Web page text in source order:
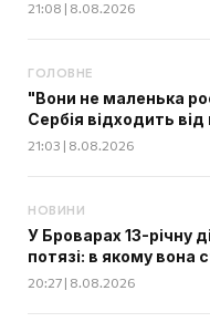
21:08 | 8.08.2026
ГОЛОВНЕ
"Вони не маленька
Сербія відходить
21:03 | 8.08.2026
НОВИНИ
У Броварах 13-річну
потязі: в якому вона
20:27 | 8.08.2026